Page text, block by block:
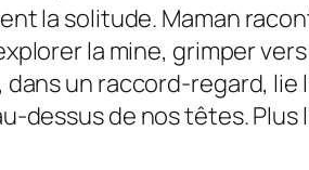
la solitude. Maman
la mine, grimper
un raccord-regard, lie
dessus de nos têtes. Plus